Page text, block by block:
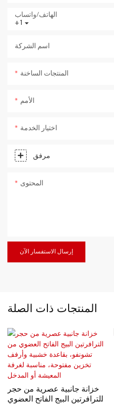
+1
الهاتف/واتساب
اسم الشركة
المنتجات الساخنة
الأمم
اختيار الخدمة
مرفق
المحتوى
إرسال الاستفسار الآن
المنتجات ذات الصلة
خزانة جانبية عصرية من حجر
الترافرتين البيج الفاتح العضوي